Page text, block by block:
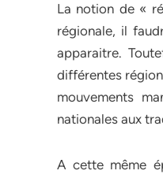
La notion de «
régionale, il
apparaitre.
différentes
mouvements
nationales aux
A cette même